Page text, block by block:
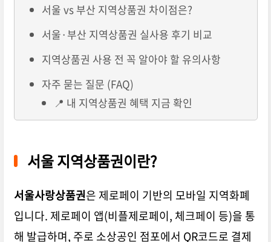
서울 vs 부산 지역상품권 차이점은?
서울·부산 지역상품권 실사용 후기 비교
지역상품권 사용 전 꼭 알아야 할 유의사항
자주 묻는 질문 (FAQ)
📍 내 지역상품권 혜택 지금 확인
서울 지역상품권이란?
서울사랑상품권은 제로페이 기반의 모바일 지역화폐
입니다. 제로페이 앱(비플제로페이, 체크페이 등)을 통
해 발급하며, 주로 소상공인 점포에서 QR코드로 결제